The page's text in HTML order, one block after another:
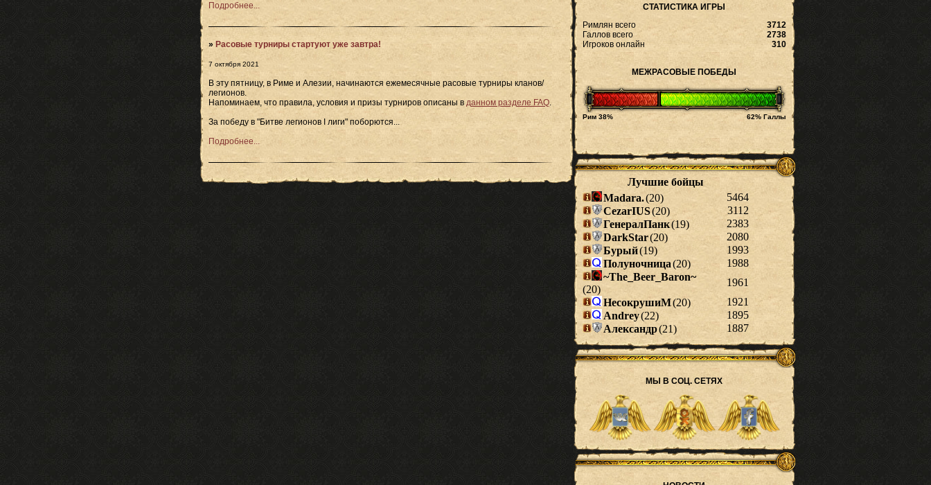
Подробнее...
» Расовые турниры стартуют уже завтра!
7 октября 2021
В эту пятницу, в Риме и Алезии, начинаются ежемесячные расовые турниры кланов/
легионов.
Напоминаем, что правила, условия и призы турниров описаны в данном разделе FAQ.
За победу в "Битве легионов I лиги" поборются...
Подробнее...
СТАТИСТИКА ИГРЫ
Римлян всего
3712
Галлов всего
2738
Игроков онлайн
310
МЕЖРАСОВЫЕ ПОБЕДЫ
Рим 38% 62% Галлы
МЫ В СОЦ. СЕТЯХ